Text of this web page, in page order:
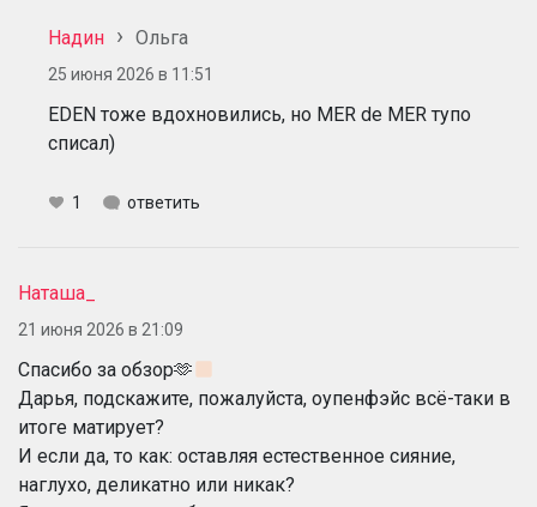
Надин Ольга
25 июня 2026 в 11:51
EDEN тоже вдохновились, но MER de MER тупо
списал)
1 ответить
Наташа_
21 июня 2026 в 21:09
Спасибо за обзор🫶
Дарья, подскажите, пожалуйста, оупенфэйс всё-таки в
итоге матирует?
И если да, то как: оставляя естественное сияние,
наглухо, деликатно или никак?